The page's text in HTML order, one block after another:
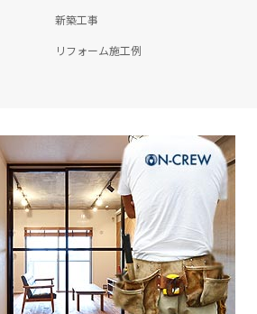
新築工事
リフォーム施工例